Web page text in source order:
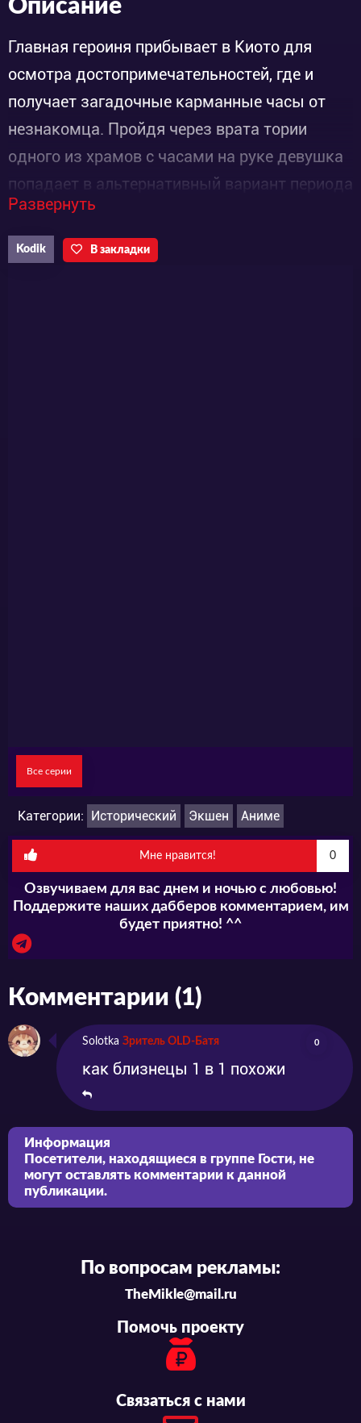
Описание
Главная героиня прибывает в Киото для
осмотра достопримечательностей, где и
получает загадочные карманные часы от
незнакомца. Пройдя через врата тории
одного из храмов с часами на руке девушка
попадает в альтернативный вариант периода
Бакумацу - последних лет эпохи Эдо, и
теперь должна найти способ вернуться в
настоящее.
Развернуть
Kodik В закладки
Все серии
Категории: Исторический Экшен Аниме
Мне нравится! 0
Озвучиваем для вас днем и ночью с любовью!
Поддержите наших дабберов комментарием, им
будет приятно! ^^
Комментарии (1)
Solotka Зритель OLD-Батя 0
как близнецы 1 в 1 похожи
Информация
Посетители, находящиеся в группе Гости, не
могут оставлять комментарии к данной
публикации.
По вопросам рекламы:
TheMikle@mail.ru
Помочь проекту
Связаться с нами